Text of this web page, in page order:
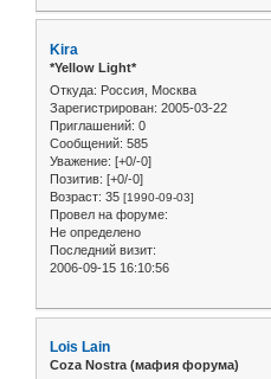
Kira
*Yellow Light*
Откуда: Россия, Москва
Зарегистрирован: 2005-03-22
Приглашений: 0
Сообщений: 585
Уважение: [+0/-0]
Позитив: [+0/-0]
Возраст: 35 [1990-09-03]
Провел на форуме:
Не определено
Последний визит:
2006-09-15 16:10:56
Lois Lain
Coza Nostra (мафия форума)